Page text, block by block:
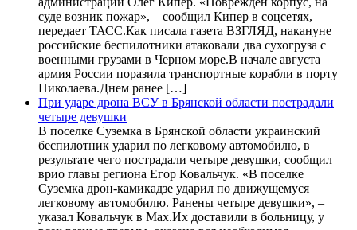
суде возник пожар», – сообщил Кипер в соцсетях,
передает ТАСС.Как писала газета ВЗГЛЯД, накануне
российские беспилотники атаковали два сухогруза с
военными грузами в Черном море.В начале августа
армия России поразила транспортные корабли в порту
Николаева.Днем ранее […]
При ударе дрона ВСУ в Брянской области пострадали
четыре девушки
В поселке Суземка в Брянской области украинский
беспилотник ударил по легковому автомобилю, в
результате чего пострадали четыре девушки, сообщил
врио главы региона Егор Ковальчук. «В поселке
Суземка дрон-камикадзе ударил по движущемуся
легковому автомобилю. Ранены четыре девушки», –
указал Ковальчук в Max.Их доставили в больницу, у